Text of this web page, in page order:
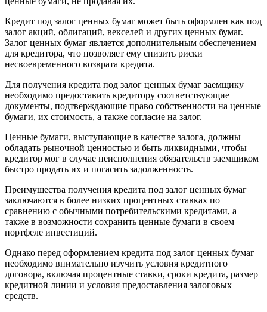
Кредит под залог ценных бумаг может быть оформлен как под
залог акций, облигаций, векселей и других ценных бумаг.
Залог ценных бумаг является дополнительным обеспечением
для кредитора, что позволяет ему снизить риски
несвоевременного возврата кредита.
Для получения кредита под залог ценных бумаг заемщику
необходимо предоставить кредитору соответствующие
документы, подтверждающие право собственности на ценные
бумаги, их стоимость, а также согласие на залог.
Ценные бумаги, выступающие в качестве залога, должны
обладать рыночной ценностью и быть ликвидными, чтобы
кредитор мог в случае неисполнения обязательств заемщиком
быстро продать их и погасить задолженность.
Преимущества получения кредита под залог ценных бумаг
заключаются в более низких процентных ставках по
сравнению с обычными потребительскими кредитами, а
также в возможности сохранить ценные бумаги в своем
портфеле инвестиций.
Однако перед оформлением кредита под залог ценных бумаг
необходимо внимательно изучить условия кредитного
договора, включая процентные ставки, сроки кредита, размер
кредитной линии и условия предоставления залоговых
средств.